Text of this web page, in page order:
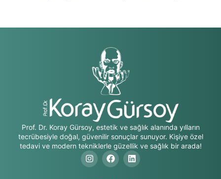
Prof. Dr. Koray Gürsoy, estetik ve sağlık alanında yılların
tecrübesiyle doğal, güvenilir sonuçlar sunuyor. Kişiye özel
tedavi ve modern tekniklerle güzellik ve sağlık bir arada!